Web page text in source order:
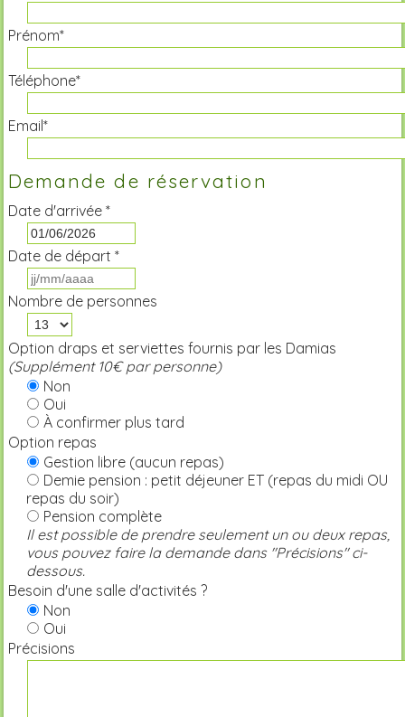
Prénom*
Téléphone*
Email*
Demande de réservation
Date d'arrivée *
Date de départ *
Nombre de personnes
Option draps et serviettes fournis par les Damias
(Supplément 10€ par personne)
Non
Oui
À confirmer plus tard
Option repas
Gestion libre (aucun repas)
Demie pension : petit déjeuner ET (repas du midi OU
repas du soir)
Pension complète
Il est possible de prendre seulement un ou deux repas,
vous pouvez faire la demande dans "Précisions" ci-
dessous.
Besoin d'une salle d'activités ?
Non
Oui
Précisions